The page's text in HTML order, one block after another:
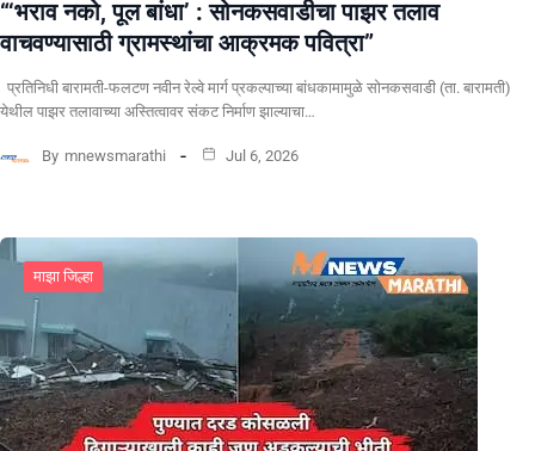
“‘भराव नको, पूल बांधा’ : सोनकसवाडीचा पाझर तलाव
वाचवण्यासाठी ग्रामस्थांचा आक्रमक पवित्रा”
प्रतिनिधी बारामती-फलटण नवीन रेल्वे मार्ग प्रकल्पाच्या बांधकामामुळे सोनकसवाडी (ता. बारामती)
येथील पाझर तलावाच्या अस्तित्वावर संकट निर्माण झाल्याचा…
By mnewsmarathi Jul 6, 2026
माझा जिल्हा